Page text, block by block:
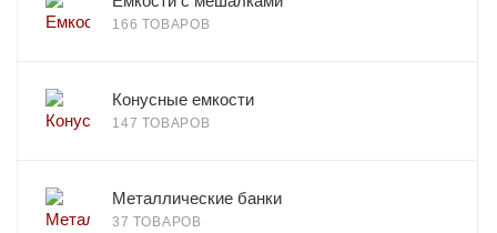
166 ТОВАРОВ
Конусные емкости
147 ТОВАРОВ
Металлические банки
37 ТОВАРОВ